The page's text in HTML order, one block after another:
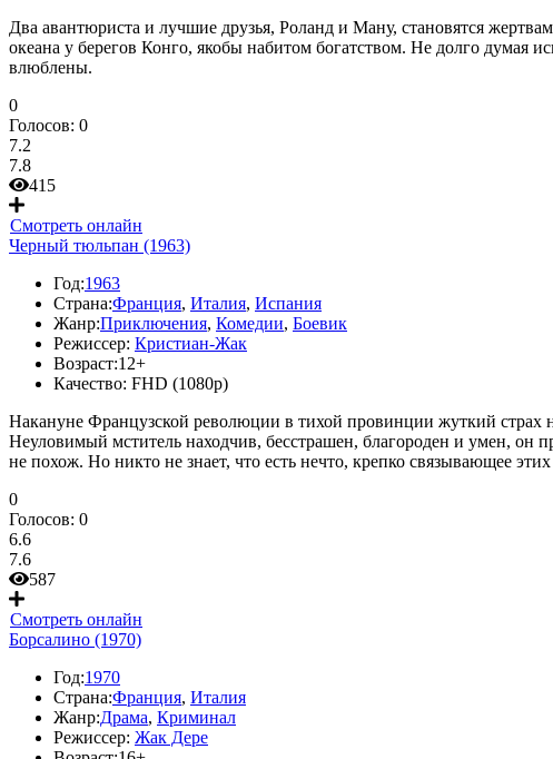
Два авантюриста и лучшие друзья, Роланд и Ману, становятся
океана у берегов Конго, якобы набитом богатством. Не долго думая
влюблены.
0
Голосов: 0
7.2
7.8
415
Смотреть онлайн
Черный тюльпан (1963)
Год:1963
Страна:Франция, Италия, Испания
Жанр:Приключения, Комедии, Боевик
Режиссер: Кристиан-Жак
Возраст:12+
Качество: FHD (1080p)
Накануне Французской революции в тихой провинции жуткий страх
Неуловимый мститель находчив, бесстрашен, благороден и умен,
не похож. Но никто не знает, что есть нечто, крепко связывающее
0
Голосов: 0
6.6
7.6
587
Смотреть онлайн
Борсалино (1970)
Год:1970
Страна:Франция, Италия
Жанр:Драма, Криминал
Режиссер: Жак Дере